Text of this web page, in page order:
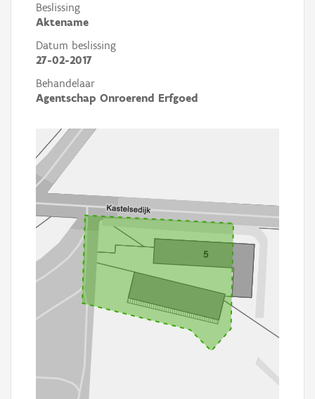
Beslissing
Aktename
Datum beslissing
27-02-2017
Behandelaar
Agentschap Onroerend Erfgoed